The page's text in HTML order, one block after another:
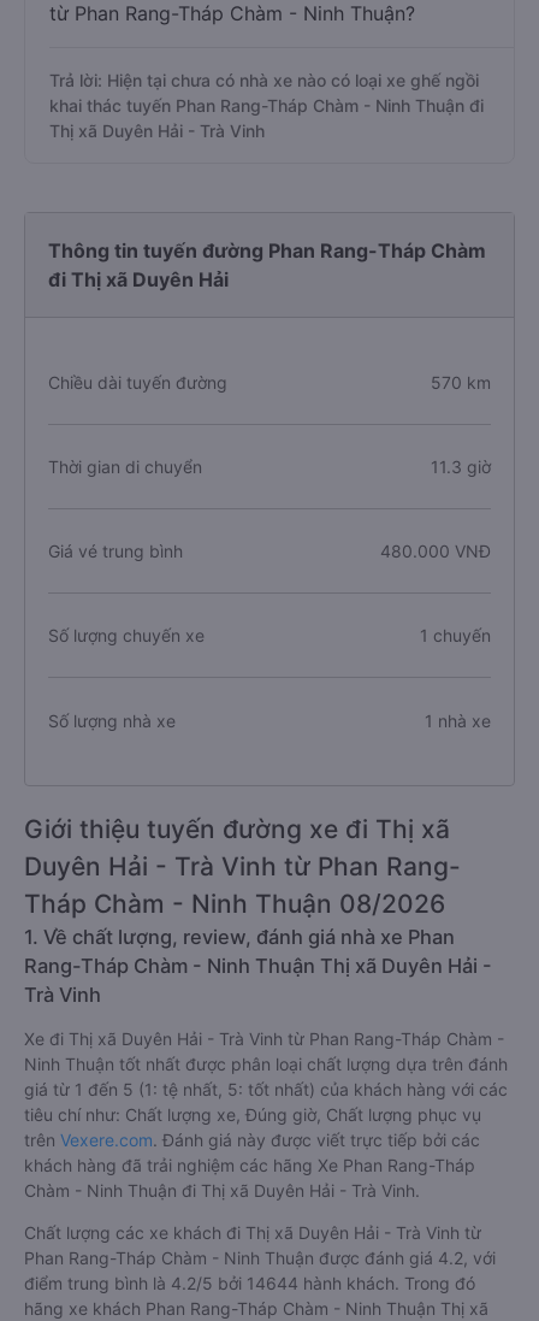
từ Phan Rang-Tháp Chàm - Ninh Thuận?
Trả lời: Hiện tại chưa có nhà xe nào có loại xe ghế ngồi
khai thác tuyến Phan Rang-Tháp Chàm - Ninh Thuận đi
Thị xã Duyên Hải - Trà Vinh
Thông tin tuyến đường Phan Rang-Tháp Chàm
đi Thị xã Duyên Hải
Chiều dài tuyến đường 570 km
Thời gian di chuyển 11.3 giờ
Giá vé trung bình 480.000 VNĐ
Số lượng chuyến xe 1 chuyến
Số lượng nhà xe 1 nhà xe
Giới thiệu tuyến đường xe đi Thị xã
Duyên Hải - Trà Vinh từ Phan Rang-
Tháp Chàm - Ninh Thuận 08/2026
1. Về chất lượng, review, đánh giá nhà xe Phan
Rang-Tháp Chàm - Ninh Thuận Thị xã Duyên Hải -
Trà Vinh
Xe đi Thị xã Duyên Hải - Trà Vinh từ Phan Rang-Tháp Chàm -
Ninh Thuận tốt nhất được phân loại chất lượng dựa trên đánh
giá từ 1 đến 5 (1: tệ nhất, 5: tốt nhất) của khách hàng với các
tiêu chí như: Chất lượng xe, Đúng giờ, Chất lượng phục vụ
trên Vexere.com. Đánh giá này được viết trực tiếp bởi các
khách hàng đã trải nghiệm các hãng Xe Phan Rang-Tháp
Chàm - Ninh Thuận đi Thị xã Duyên Hải - Trà Vinh.
Chất lượng các xe khách đi Thị xã Duyên Hải - Trà Vinh từ
Phan Rang-Tháp Chàm - Ninh Thuận được đánh giá 4.2, với
điểm trung bình là 4.2/5 bởi 14644 hành khách. Trong đó
hãng xe khách Phan Rang-Tháp Chàm - Ninh Thuận Thị xã